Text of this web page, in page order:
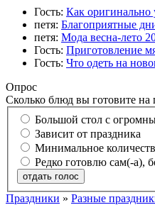
Гость: Как оригинально
петя: Благоприятные
петя: Мода весна-лето
Гость: Приготовление
Гость: Что одеть на
Опрос
Сколько блюд вы готовите на
Большой стол с
Зависит от праздника
Минимальное
Редко готовлю сам(-а),
отдать голос
Праздники » Разные